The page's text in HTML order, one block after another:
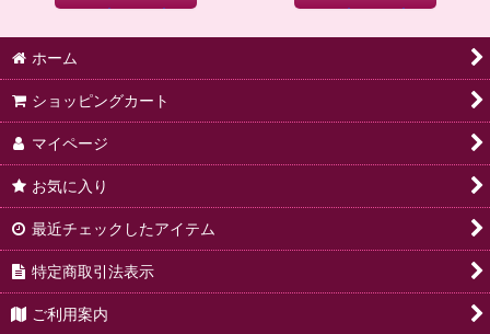
ホーム
ショッピングカート
マイページ
お気に入り
最近チェックしたアイテム
特定商取引法表示
ご利用案内